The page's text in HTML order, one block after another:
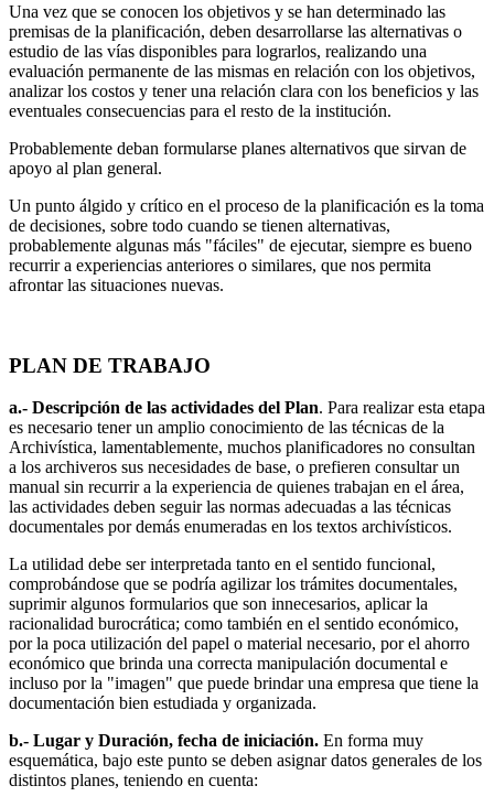
Una vez que se conocen los objetivos y se han determinado las
premisas de la planificación, deben desarrollarse las alternativas o
estudio de las vías disponibles para lograrlos, realizando una
evaluación permanente de las mismas en relación con los objetivos,
analizar los costos y tener una rela­ción clara con los beneficios y las
eventuales consecuencias para el resto de la institución.
Probablemente deban formularse planes alternativos que sirvan de
apoyo al plan general.
Un punto álgido y crítico en el proceso de la planificación es la toma
de de­cisiones, sobre todo cuando se tienen alternativas,
probablemente algunas más "fáciles" de ejecutar, siempre es bueno
recurrir a experiencias ante­riores o similares, que nos permita
afrontar las situaciones nuevas.
PLAN DE TRABAJO
a.- Descripción de las actividades del Plan. Para realizar esta etapa
es necesario tener un amplio conocimiento de las técnicas de la
Archivística, lamentablemente, muchos planificadores no consultan
a los archiveros sus necesidades de base, o prefieren consultar un
manual sin recurrir a la expe­riencia de quienes trabajan en el área,
las actividades deben seguir las nor­mas adecuadas a las técnicas
documentales por demás enumeradas en los textos archivísticos.
La utilidad debe ser interpretada tanto en el sentido funcional,
comprobándose que se podría agilizar los trámites documentales,
suprimir algunos formularios que son innecesarios, aplicar la
racionalidad burocrá­tica; como también en el sentido económico,
por la poca utilización del papel o material necesario, por el ahorro
económico que brinda una correcta ma­nipulación documental e
incluso por la "imagen" que puede brindar una em­presa que tiene la
documentación bien estudiada y organizada.
b.- Lugar y Duración, fecha de iniciación. En forma muy
esquemática, bajo este punto se deben asignar datos generales de los
distintos planes, teniendo en cuenta: